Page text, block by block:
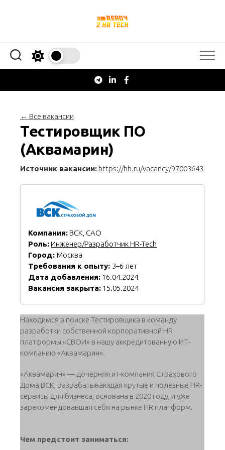
← Все вакансии
Тестировщик ПО
(Аквамарин)
Источник вакансии: https://hh.ru/vacancy/97003643
Компания:ВСК, САО
Роль:Инженер/Разработчик HR-Tech
Город: Москва
Требования к опыту: 3–6 лет
Дата добавления: 16.04.2024
Вакансия закрыта: 15.05.2024
Находимся в поиске Тестировщика в команду
разработки собственной корпоративной HR
платформы «СВОИ» в нашу аккредитованную ИТ-
компанию «Аквамарин».
«Аквамарин» — дочерняя ит-компания Страхового
Дома ВСК, разрабатывающая крутые и полезные HR-
сервисы для бизнеса, основана в 2020 году, и уже
зарекомендовавшая себя на рынке HR платформ.
Чем предстоит заниматься: